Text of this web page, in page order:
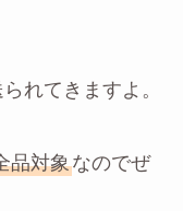
れてきますよ。
品対象なのでぜ